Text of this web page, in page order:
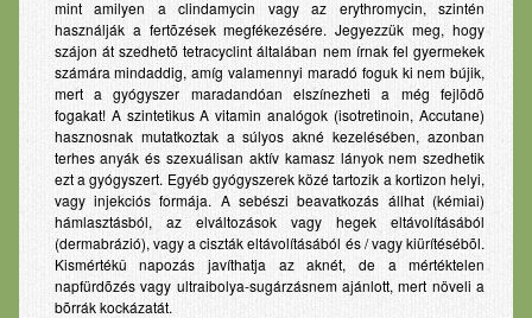
mint amilyen a clindamycin vagy az erythromycin, szintén
használják a fertõzések megfékezésére. Jegyezzük meg, hogy
szájon át szedhetõ tetracyclint általában nem írnak fel gyermekek
számára mindaddig, amíg valamennyi maradó foguk ki nem bújik,
mert a gyógyszer maradandóan elszínezheti a még fejlõdõ
fogakat! A szintetikus A vitamin analógok (isotretinoin, Accutane)
hasznosnak mutatkoztak a súlyos akné kezelésében, azonban
terhes anyák és szexuálisan aktív kamasz lányok nem szedhetik
ezt a gyógyszert. Egyéb gyógyszerek közé tartozik a kortizon helyi,
vagy injekciós formája. A sebészi beavatkozás állhat (kémiai)
hámlasztásból, az elváltozások vagy hegek eltávolításából
(dermabrázió), vagy a ciszták eltávolításából és / vagy kiürítésébõl.
Kismértékû napozás javíthatja az aknét, de a mértéktelen
napfürdõzés vagy ultraibolya-sugárzásnem ajánlott, mert növeli a
bõrrák kockázatát.